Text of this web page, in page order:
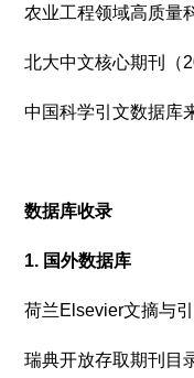
农业工程领域高质量
北大中文核心期刊（
中国科学引文数据
数据库收录
1. 国外数据库
荷兰Elsevier文摘与
瑞典开放存取期刊目